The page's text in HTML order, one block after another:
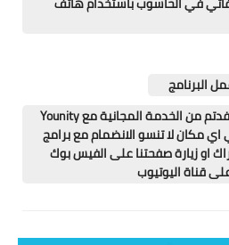
العاب
العملات الرقميةالبرنامج
ارجو ان استفدتم من الخدمة المجانية مع Younity
مكان لا تنسو الانضمام مع برامج
او زيارة صفحتنا على الفيس بوك
قناة اليوتيوب